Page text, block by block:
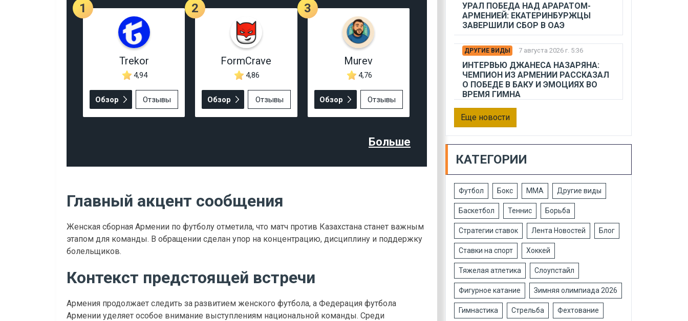
1
Trekor
4,94
Обзор Отзывы
2
FormCrave
4,86
Обзор Отзывы
3
Murev
4,76
Обзор Отзывы
Больше
Главный акцент сообщения
Женская сборная Армении по футболу отметила, что матч против Казахстана станет важным
этапом для команды. В обращении сделан упор на концентрацию, дисциплину и поддержку
болельщиков.
Контекст предстоящей встречи
Армения продолжает следить за развитием женского футбола, а Федерация футбола
Армении уделяет особое внимание выступлениям национальной команды. Среди
УРАЛ ПОБЕДА НАД АРАРАТОМ-
АРМЕНИЕЙ: ЕКАТЕРИНБУРЖЦЫ
ЗАВЕРШИЛИ СБОР В ОАЭ
ДРУГИЕ ВИДЫ 7 августа 2026 г. 5:36
ИНТЕРВЬЮ ДЖАНЕСА НАЗАРЯНА:
ЧЕМПИОН ИЗ АРМЕНИИ РАССКАЗАЛ
О ПОБЕДЕ В БАКУ И ЭМОЦИЯХ ВО
ВРЕМЯ ГИМНА
Еще новости
КАТЕГОРИИ
Футбол Бокс ММА Другие виды
Баскетбол Теннис Борьба
Стратегии ставок Лента Новостей Блог
Ставки на спорт Хоккей
Тяжелая атлетика Слоупстайл
Фигурное катание Зимняя олимпиада 2026
Гимнастика Стрельба Фехтование